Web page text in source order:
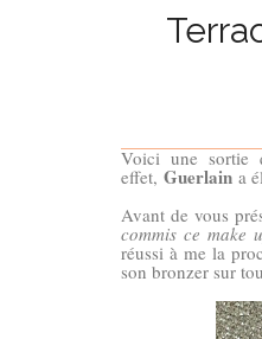
Voici une sortie
effet, Guerlain a
Avant de vous
commis ce make
réussi à me la
son bronzer sur